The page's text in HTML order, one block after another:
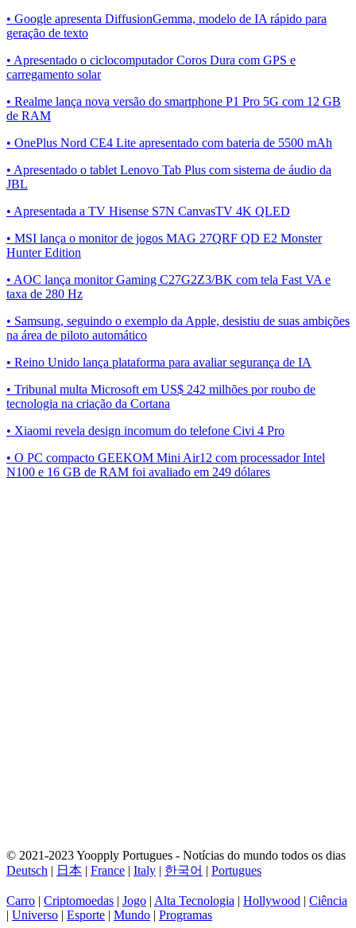
• Google apresenta DiffusionGemma, modelo de IA rápido para
geração de texto
• Apresentado o ciclocomputador Coros Dura com GPS e
carregamento solar
• Realme lança nova versão do smartphone P1 Pro 5G com 12 GB
de RAM
• OnePlus Nord CE4 Lite apresentado com bateria de 5500 mAh
• Apresentado o tablet Lenovo Tab Plus com sistema de áudio da
JBL
• Apresentada a TV Hisense S7N CanvasTV 4K QLED
• MSI lança o monitor de jogos MAG 27QRF QD E2 Monster
Hunter Edition
• AOC lança monitor Gaming C27G2Z3/BK com tela Fast VA e
taxa de 280 Hz
• Samsung, seguindo o exemplo da Apple, desistiu de suas ambições
na área de piloto automático
• Reino Unido lança plataforma para avaliar segurança de IA
• Tribunal multa Microsoft em US$ 242 milhões por roubo de
tecnologia na criação da Cortana
• Xiaomi revela design incomum do telefone Civi 4 Pro
• O PC compacto GEEKOM Mini Air12 com processador Intel
N100 e 16 GB de RAM foi avaliado em 249 dólares
© 2021-2023 Yoopply Portugues - Notícias do mundo todos os dias
Deutsch | 日本 | France | Italy | 한국어 | Portugues
Carro | Criptomoedas | Jogo | Alta Tecnologia | Hollywood | Ciência
| Universo | Esporte | Mundo | Programas